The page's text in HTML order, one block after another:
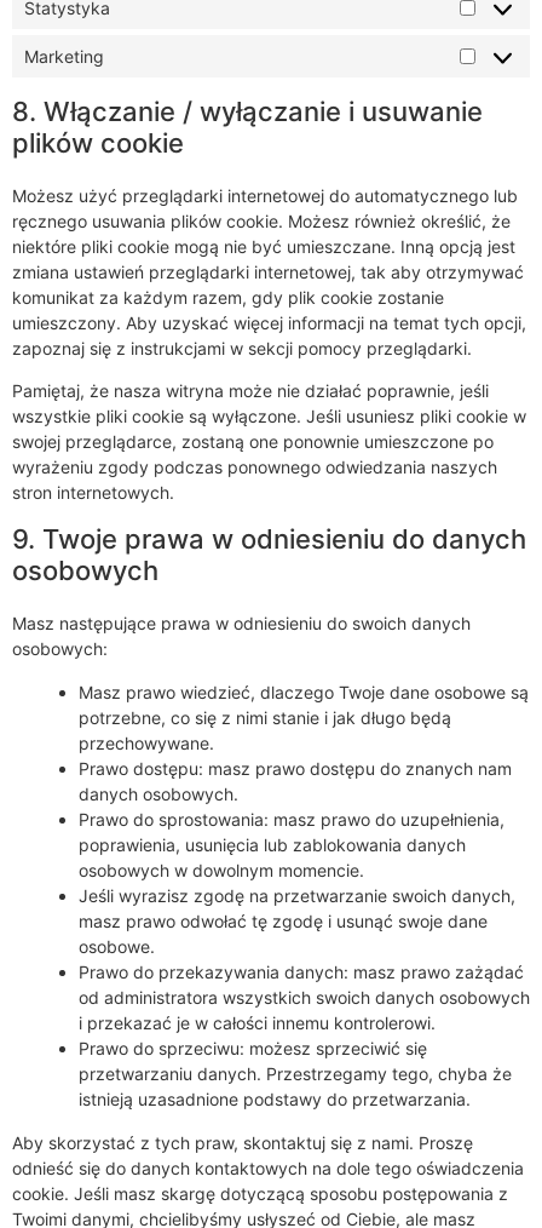
Statystyka
Marketing
8. Włączanie / wyłączanie i usuwanie
plików cookie
Możesz użyć przeglądarki internetowej do automatycznego lub
ręcznego usuwania plików cookie. Możesz również określić, że
niektóre pliki cookie mogą nie być umieszczane. Inną opcją jest
zmiana ustawień przeglądarki internetowej, tak aby otrzymywać
komunikat za każdym razem, gdy plik cookie zostanie
umieszczony. Aby uzyskać więcej informacji na temat tych opcji,
zapoznaj się z instrukcjami w sekcji pomocy przeglądarki.
Pamiętaj, że nasza witryna może nie działać poprawnie, jeśli
wszystkie pliki cookie są wyłączone. Jeśli usuniesz pliki cookie w
swojej przeglądarce, zostaną one ponownie umieszczone po
wyrażeniu zgody podczas ponownego odwiedzania naszych
stron internetowych.
9. Twoje prawa w odniesieniu do danych
osobowych
Masz następujące prawa w odniesieniu do swoich danych
osobowych:
Masz prawo wiedzieć, dlaczego Twoje dane osobowe są
potrzebne, co się z nimi stanie i jak długo będą
przechowywane.
Prawo dostępu: masz prawo dostępu do znanych nam
danych osobowych.
Prawo do sprostowania: masz prawo do uzupełnienia,
poprawienia, usunięcia lub zablokowania danych
osobowych w dowolnym momencie.
Jeśli wyrazisz zgodę na przetwarzanie swoich danych,
masz prawo odwołać tę zgodę i usunąć swoje dane
osobowe.
Prawo do przekazywania danych: masz prawo zażądać
od administratora wszystkich swoich danych osobowych
i przekazać je w całości innemu kontrolerowi.
Prawo do sprzeciwu: możesz sprzeciwić się
przetwarzaniu danych. Przestrzegamy tego, chyba że
istnieją uzasadnione podstawy do przetwarzania.
Aby skorzystać z tych praw, skontaktuj się z nami. Proszę
odnieść się do danych kontaktowych na dole tego oświadczenia
cookie. Jeśli masz skargę dotyczącą sposobu postępowania z
Twoimi danymi, chcielibyśmy usłyszeć od Ciebie, ale masz